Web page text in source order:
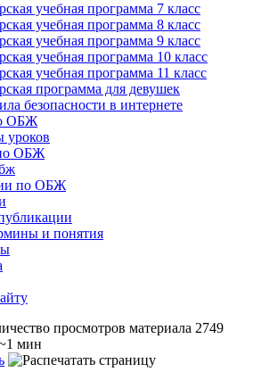
учебная программа 7 класс
учебная программа 8 класс
учебная программа 9 класс
учебная программа 10 класс
учебная программа 11 класс
программа для девушек
безопасности в интернете
ОБЖ
уроков
ОБЖ
по ОБЖ
и понятия
2749
мин